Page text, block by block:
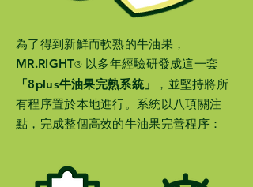
為了得到新鮮而軟熟的牛油果，
MR.RIGHT® 以多年經驗研發成這一套
「8plus牛油果完熟系統」
，並堅持將所
有程序置於本地進行。系統以八項關注
點，完成整個高效的牛油果完善程序：